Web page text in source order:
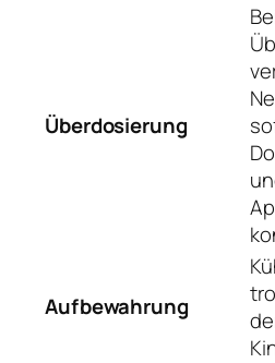
Überdosierung
Aufbewahrung